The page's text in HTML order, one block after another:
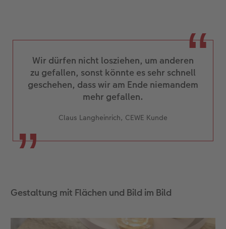
Wir dürfen nicht losziehen, um anderen
zu gefallen, sonst könnte es sehr schnell
geschehen, dass wir am Ende niemandem
mehr gefallen.
Claus Langheinrich, CEWE Kunde
Gestaltung mit Flächen und Bild im Bild